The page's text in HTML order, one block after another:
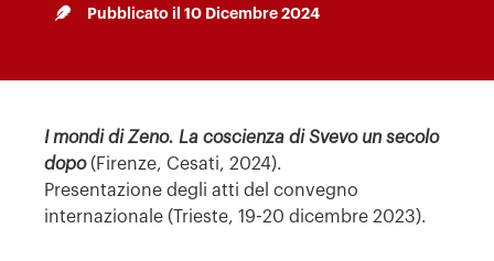
Pubblicato il 10 Dicembre 2024
I mondi di Zeno. La coscienza di Svevo un secolo
dopo(Firenze, Cesati, 2024).
Presentazione degli atti del convegno
internazionale (Trieste, 19-20 dicembre 2023).